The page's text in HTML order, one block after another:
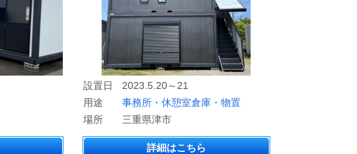
設置日
2023.5.20～21
用途
事務所・休憩室倉庫・物置
場所
三重県津市
詳細はこちら